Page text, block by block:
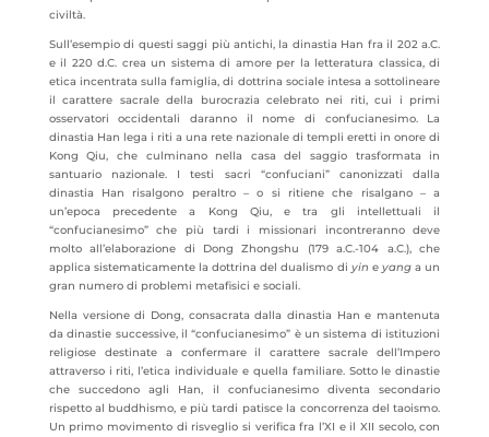
civiltà.
Sull’esempio di questi saggi più antichi, la dinastia Han fra il 202 a.C.
e il 220 d.C. crea un sistema di amore per la letteratura classica, di
etica incentrata sulla famiglia, di dottrina sociale intesa a sottolineare
il carattere sacrale della burocrazia celebrato nei riti, cui i primi
osservatori occidentali daranno il nome di confucianesimo. La
dinastia Han lega i riti a una rete nazionale di templi eretti in onore di
Kong Qiu, che culminano nella casa del saggio trasformata in
santuario nazionale. I testi sacri “confuciani” canonizzati dalla
dinastia Han risalgono peraltro – o si ritiene che risalgano – a
un’epoca precedente a Kong Qiu, e tra gli intellettuali il
“confucianesimo” che più tardi i missionari incontreranno deve
molto all’elaborazione di Dong Zhongshu (179 a.C.-104 a.C.), che
applica sistematicamente la dottrina del dualismo di yin e yanga un
gran numero di problemi metafisici e sociali.
Nella versione di Dong, consacrata dalla dinastia Han e mantenuta
da dinastie successive, il “confucianesimo” è un sistema di istituzioni
religiose destinate a confermare il carattere sacrale dell’Impero
attraverso i riti, l’etica individuale e quella familiare. Sotto le dinastie
che succedono agli Han, il confucianesimo diventa secondario
rispetto al buddhismo, e più tardi patisce la concorrenza del taoismo.
Un primo movimento di risveglio si verifica fra l’XI e il XII secolo, con